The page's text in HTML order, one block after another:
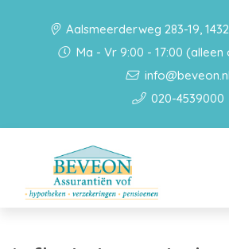
Aalsmeerderweg 283-19,
Ma - Vr 9:00 - 17:00
info@beveon.nl
020-4539000